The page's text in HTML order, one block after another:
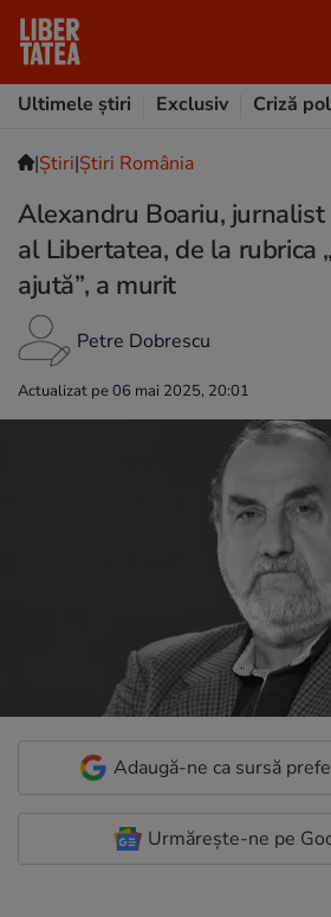
Ultimele știri
Exclusiv Criză
|Ştiri|Știri România
Alexandru Boariu,
al Libertatea, de la rubrica
ajută”, a murit
Petre Dobrescu
Actualizat pe 06 mai 2025, 20:01
Adaugă-ne ca sursă
Urmărește-ne pe